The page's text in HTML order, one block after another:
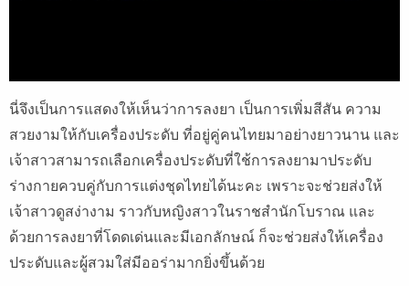
นี่จึงเป็นการแสดงให้เห็นว่าการลงยา เป็นการเพิ่มสีสัน ความ
สวยงามให้กับเครื่องประดับ ที่อยู่คู่คนไทยมาอย่างยาวนาน และ
เจ้าสาวสามารถเลือกเครื่องประดับที่ใช้การลงยามาประดับ
ร่างกายควบคู่กับการแต่งชุดไทยได้นะคะ เพราะจะช่วยส่งให้
เจ้าสาวดูสง่างาม ราวกับหญิงสาวในราชสำนักโบราณ และ
ด้วยการลงยาที่โดดเด่นและมีเอกลักษณ์ ก็จะช่วยส่งให้เครื่อง
ประดับและผู้สวมใส่มีออร่ามากยิ่งขึ้นด้วย